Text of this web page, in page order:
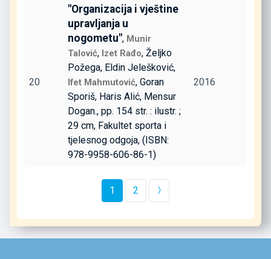
20
"Organizacija i vještine
upravljanja u
nogometu", Munir
Talović, Izet Rađo, Željko
Požega, Eldin Jelešković,
Ifet Mahmutović, Goran
Sporiš, Haris Alić, Mensur
Dogan., pp. 154 str. : ilustr. ;
29 cm, Fakultet sporta i
tjelesnog odgoja, (ISBN:
978-9958-606-86-1)
2016
1 2